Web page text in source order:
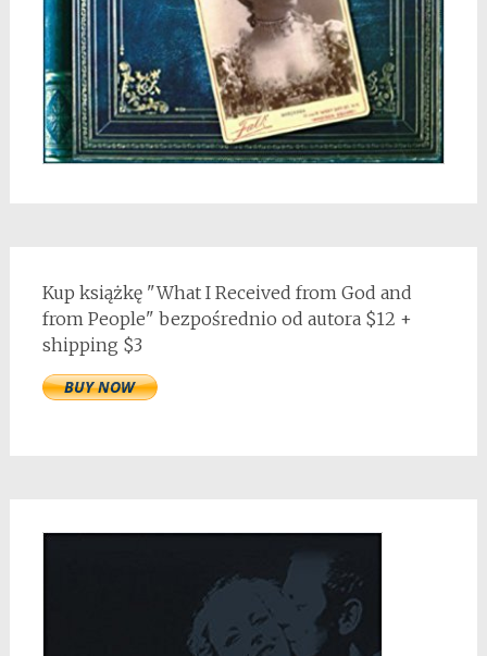
Kup książkę "What I Received from God and
from People" bezpośrednio od autora $12 +
shipping $3